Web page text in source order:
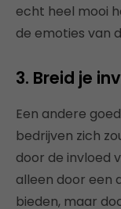
echt heel mooi
de emoties van
3. Breid je
Een andere
bedrijven zich
door de invloed
alleen door een
bieden, maar